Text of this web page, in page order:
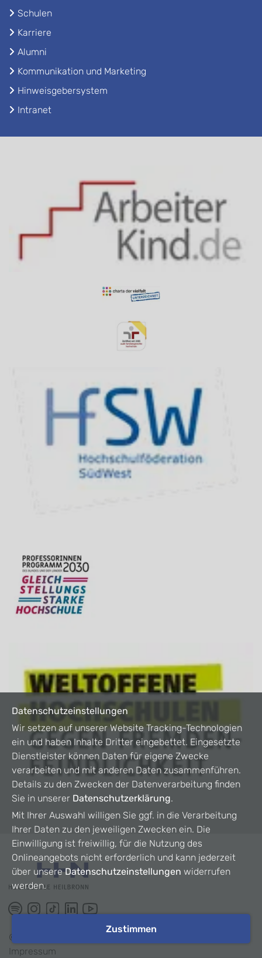
Schulen
Karriere
Alumni
Kommunikation und Marketing
Hinweisgebersystem
Intranet
©
Impressum
Datenschutzeinstellungen
Wir setzen auf unserer Website Tracking-Technologien
ein und haben Inhalte Dritter eingebettet. Eingesetzte
Dienstleister können Daten für eigene Zwecke
verarbeiten und mit anderen Daten zusammenführen.
Details zu den Zwecken der Datenverarbeitung finden
Sie in unserer Datenschutzerklärung.
Mit Ihrer Auswahl willigen Sie ggf. in die Verarbeitung
Ihrer Daten zu den jeweiligen Zwecken ein. Die
Einwilligung ist freiwillig, für die Nutzung des
Onlineangebots nicht erforderlich und kann jederzeit
über unsereDatenschutzeinstellungen widerrufen
werden.
Zustimmen